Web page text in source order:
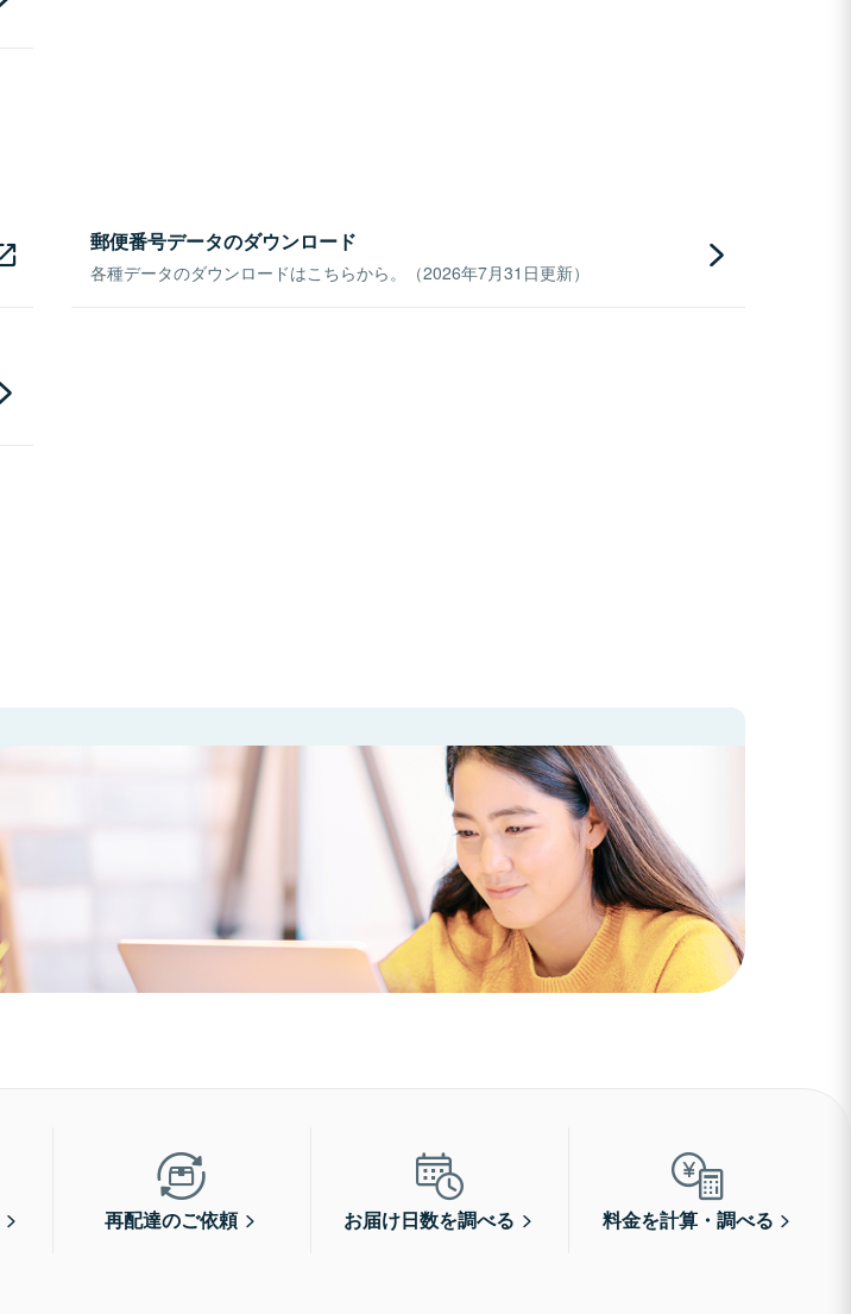
郵便番号データのダウンロード
各種データのダウンロードはこちらから。（2026年7月31日更新）
再配達のご依頼 お届け日数を調べる 料金を計算・調べる